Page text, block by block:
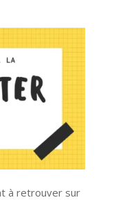
à retrouver sur